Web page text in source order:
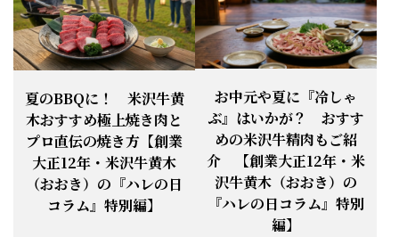
お知らせ 2026.4.13
【母の日】5月10日の母の日に、
「『ありがとう』の気持ち」をお贈り
できます。
お知らせ 2026.1.25
【ご注意】1月27日（火）は終日、お
電話・FAXが繋がりません（8:30〜
18:00）
お知らせ 2026.1.20
【恵方巻】今年の2月3日は、『米沢牛
恵方巻』を！
お知らせ 2026.1.15
【新商品】『米沢牛だし茶漬け』発売
夏のBBQに！ 米沢牛黄
木おすすめ極上焼き肉と
プロ直伝の焼き方【創業
大正12年・米沢牛黄木
（おおき）の『ハレの日
コラム』特別編】
お中元や夏に『冷しゃ
ぶ』はいかが？ おすす
めの米沢牛精肉もご紹
介 【創業大正12年・米
沢牛黄木（おおき）の
『ハレの日コラム』特別
編】